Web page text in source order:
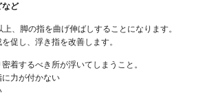
など
、脚の指を曲げ伸ばしすることになります。
促し、浮き指を改善します。
着するべき所が浮いてしまうこと。
力が付かない